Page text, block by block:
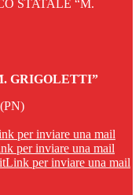
STATALE “M.
GRIGOLETTI”
per inviare una mail
per inviare una mail
Link per inviare una mail